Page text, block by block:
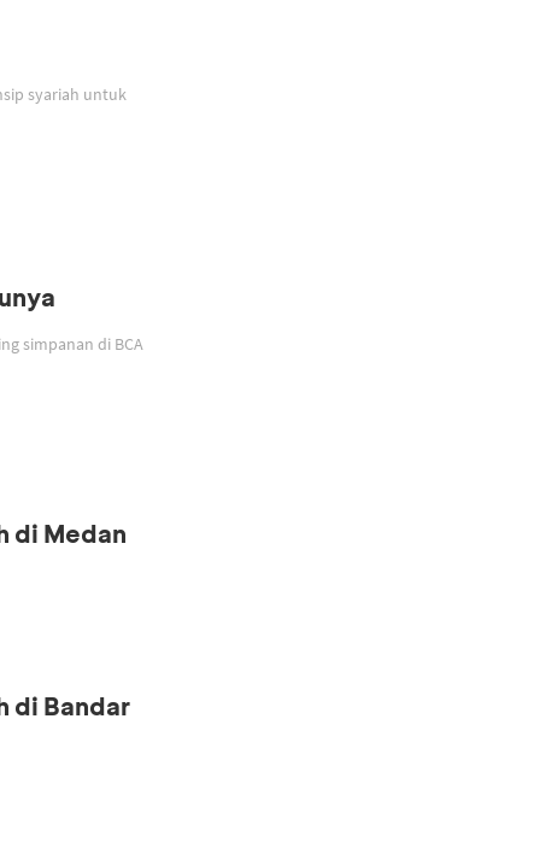
syariah untuk
simpanan di BCA
di Medan
di Bandar